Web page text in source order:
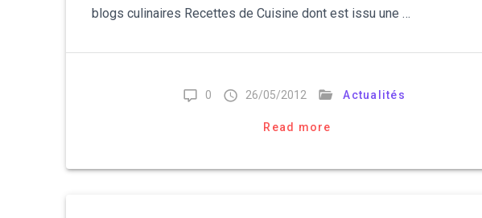
blogs culinaires Recettes de Cuisine dont est issu une …
0 26/05/2012 Actualités
Read more